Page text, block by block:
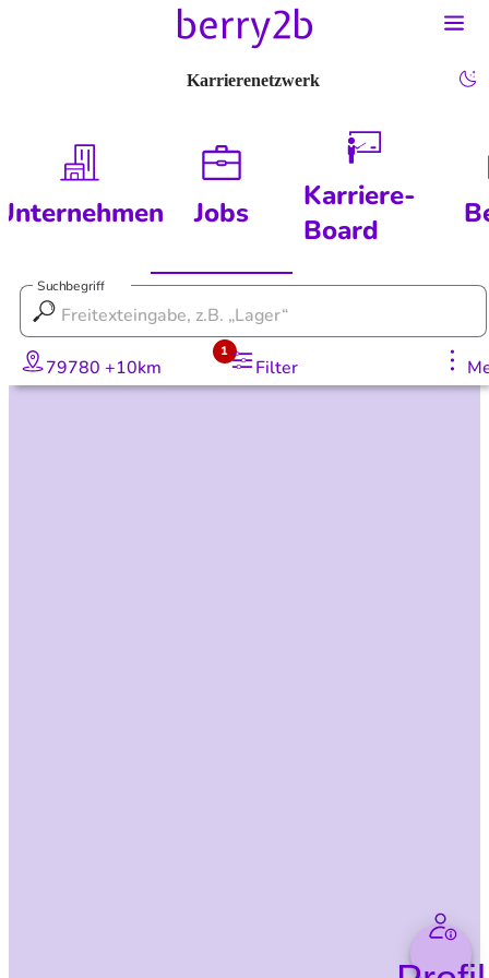
Karrierenetzwerk
Jobs
Karriere-
Board
Suchbegriff
79780 +10km Filter
1